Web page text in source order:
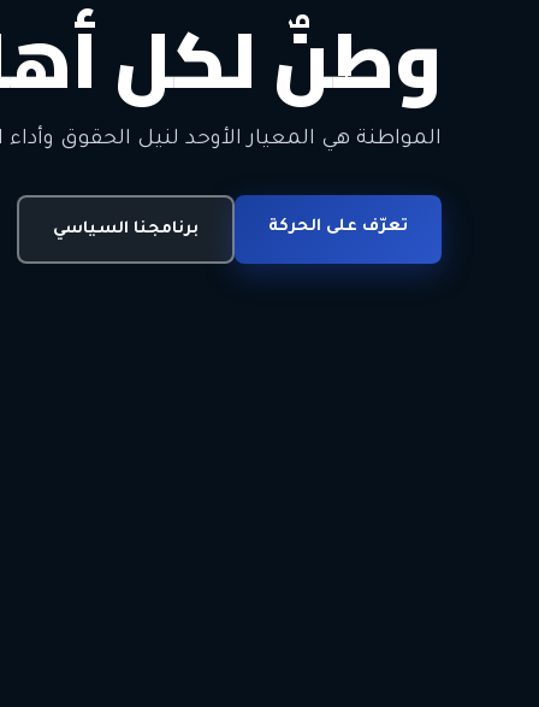
وطنٌ لكل
المواطنة هي المعيار الأوحد لنيل الحقوق وأداء
تعرّف على الحركة برنامجنا السياسي
معاً من أجل
الحرية • الوحدة • السلام • الديمقراطية
انضم للحركة اتصل بنا